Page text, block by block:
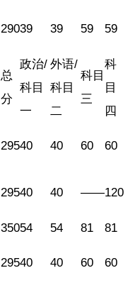
29039 39 59 59
总
分
政治/
科目
一
外语/
科目
二
科目
三
科
目
四
29540 40 60 60
29540 40 ——120
35054 54 81 81
29540 40 60 60